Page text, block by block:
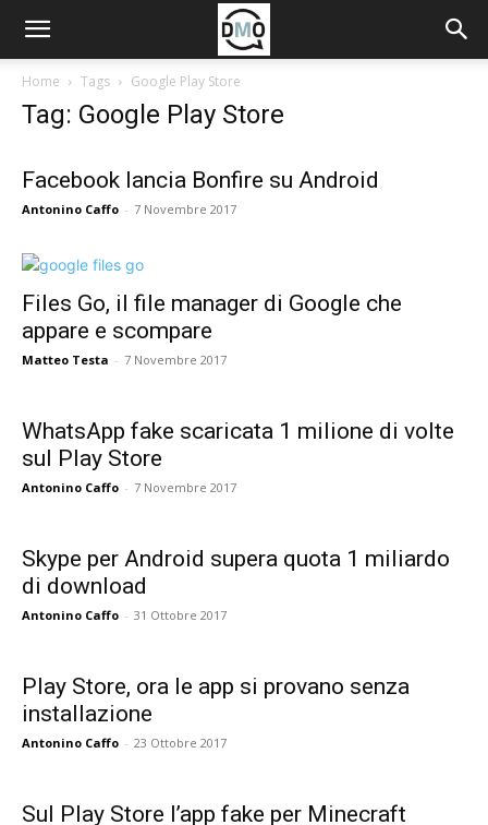
Home Tags Google Play Store
Tag: Google Play Store
Facebook lancia Bonfire su Android
Antonino Caffo - 7 Novembre 2017
Files Go, il file manager di Google che
appare e scompare
Matteo Testa - 7 Novembre 2017
WhatsApp fake scaricata 1 milione di volte
sul Play Store
Antonino Caffo - 7 Novembre 2017
Skype per Android supera quota 1 miliardo
di download
Antonino Caffo - 31 Ottobre 2017
Play Store, ora le app si provano senza
installazione
Antonino Caffo - 23 Ottobre 2017
Sul Play Store l’app fake per Minecraft